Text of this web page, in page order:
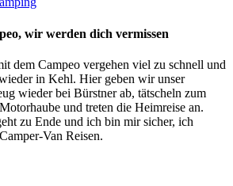
wir werden dich vermissen
dem Campeo vergehen viel zu schnell und
in Kehl. Hier geben wir unser
wieder bei Bürstner ab, tätscheln zum
und treten die Heimreise an.
zu Ende und ich bin mir sicher, ich
Van Reisen.